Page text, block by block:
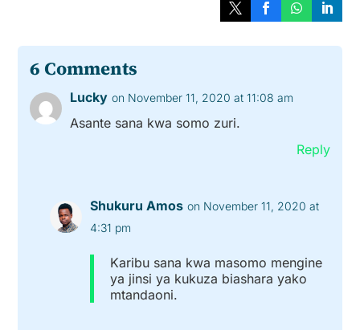
6 Comments
Lucky on November 11, 2020 at 11:08 am
Asante sana kwa somo zuri.
Reply
Shukuru Amos on November 11, 2020 at
4:31 pm
Karibu sana kwa masomo mengine
ya jinsi ya kukuza biashara yako
mtandaoni.